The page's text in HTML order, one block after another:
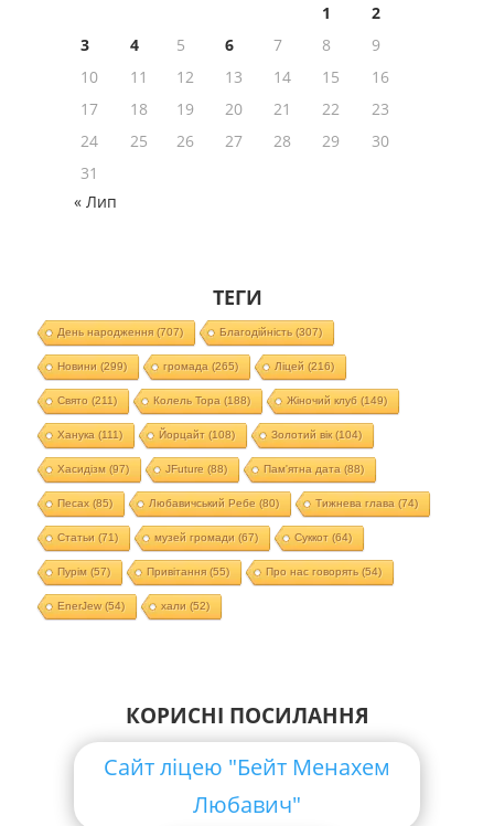
1
2
3
4 5 6 7 8
9
10
11 12 13 14 15
16
17
18 19 20 21 22
23
24
25 26 27 28 29
30
31
« Лип
ТЕГИ
День народження(707) Благодійність (307)
Новини (299) громада (265) Ліцей (216)
Свято (211) Колель Тора (188) Жіночий клуб (149)
Ханука (111) Йорцайт (108) Золотий вік(104)
Хасидізм (97) JFuture (88) Пам'ятна дата (88)
Песах(85) Любавичський Ребе (80) Тижнева глава (74)
Статьи (71) музей громади (67) Суккот (64)
Пурім (57) Привітання(55) Про нас говорять (54)
EnerJew(54) хали (52)
КОРИСНІ ПОСИЛАННЯ
Сайт ліцею "Бейт Менахем
Любавич"